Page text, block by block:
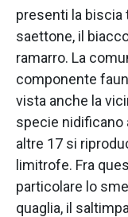
presenti la biscia
saettone, il
ramarro. La
componente
vista anche la
specie nidificano
altre 17 si
limitrofe. Fra
particolare lo
quaglia, il